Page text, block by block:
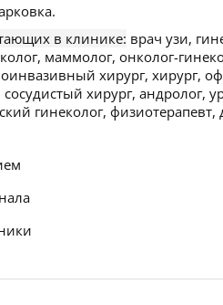
в клинике: врач узи,
маммолог, онколог-
хирург, хирург,
хирург, андролог,
гинеколог, физиотерапевт,